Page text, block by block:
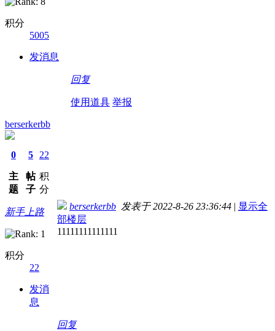
积分
5005
发消息
回复
使用道具 举报
berserkerbb
0
主
题
5
帖
子
22
积
分
新手上路
积分
22
发消
息
berserkerbb 发表于 2022-8-26 23:36:44 | 显示全
部楼层
11111111111111
回复